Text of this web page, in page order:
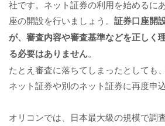
社です。ネット証券の利用を始めるに
座の開設を行いましょう。 証券口座開
が、審査内容や審査基準などを正しく
る必要はありません。
たとえ審査に落ちてしまったとしても
ネット証券や別のネット証券に再度申
オリコンでは、日本最大級の規模で調